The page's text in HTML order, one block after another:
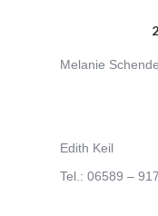
Melanie
Edith Keil
Tel.: 06589 –